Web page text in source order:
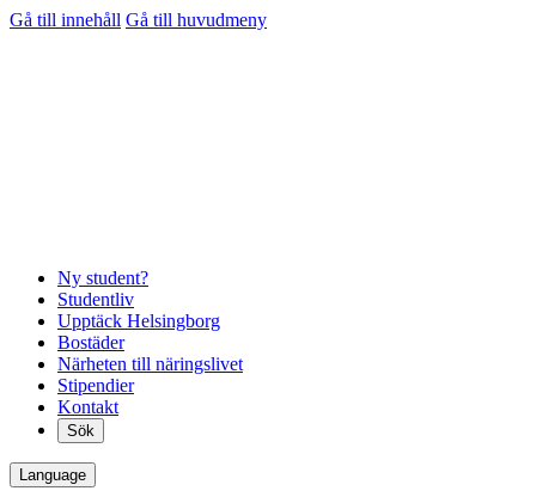
Gå till innehåll Gå till huvudmeny
Ny student?
Studentliv
Upptäck Helsingborg
Bostäder
Närheten till näringslivet
Stipendier
Kontakt
Sök
Language